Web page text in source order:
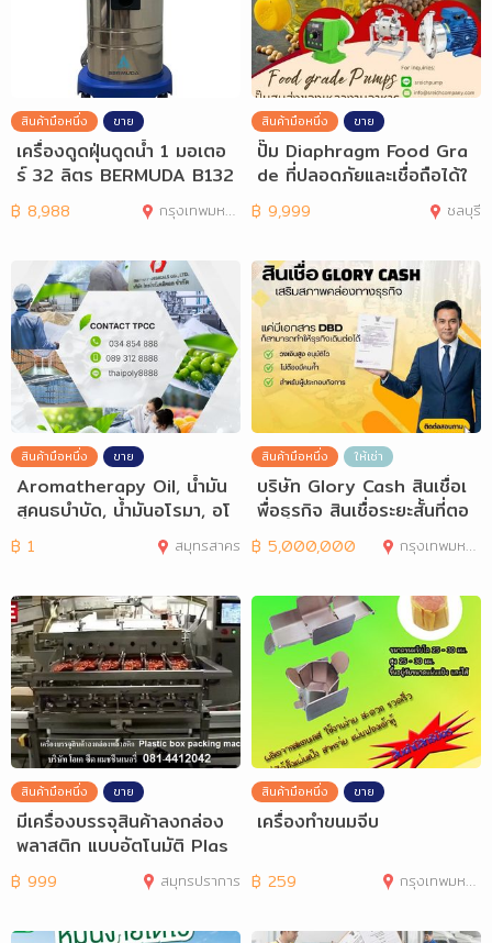
สินค้ามือหนึ่ง ขาย
เครื่องดูดฝุ่นดูดน้ำ 1 มอเตอ
ร์ 32 ลิตร BERMUDA B132
฿ 8,988 กรุงเทพมหานคร
สินค้ามือหนึ่ง ขาย
ปั๊ม Diaphragm Food Gra
de ที่ปลอดภัยและเชื่อถือได้ใ
นอุตสาหกร
฿ 9,999 ชลบุรี
สินค้ามือหนึ่ง ขาย
Aromatherapy Oil, น้ำมัน
สุคนธบำบัด, น้ำมันอโรมา, อโ
รมาเทอราป
฿ 1 สมุทรสาคร
สินค้ามือหนึ่ง ให้เช่า
บริษัท Glory Cash สินเชื่อเ
พื่อธุรกิจ สินเชื่อระยะสั้นที่ตอ
฿ 5,000,000 กรุงเทพมหานคร
สินค้ามือหนึ่ง ขาย
มีเครื่องบรรจุสินค้าลงกล่อง
พลาสติก แบบอัตโนมัติ Plas
tic Box
฿ 999 สมุทรปราการ
สินค้ามือหนึ่ง ขาย
เครื่องทำขนมจีบ
฿ 259 กรุงเทพมหานคร